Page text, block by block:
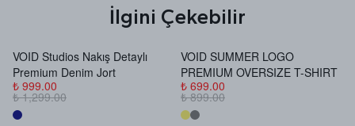
İlgini Çekebilir
VOID Studios Nakış Detaylı
Premium Denim Jort
₺ 999.00
₺ 1,299.00
VOID SUMMER LOGO
PREMIUM OVERSIZE T-SHIRT
₺ 699.00
₺ 899.00